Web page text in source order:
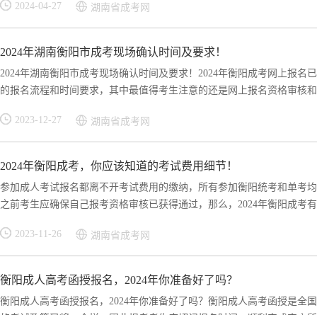
2024-04-27 湖南省成考网
2024年湖南衡阳市成考现场确认时间及要求！
2024年湖南衡阳市成考现场确认时间及要求！2024年衡阳成考网上报
的报名流程和时间要求，其中最值得考生注意的还是网上报名资格审核
2023-12-27 湖南省成考网
2024年衡阳成考，你应该知道的考试费用细节！
参加成人考试报名都离不开考试费用的缴纳，所有参加衡阳统考和单考
之前考生应确保自己报考资格审核已获得通过，那么，2024年衡阳成考
2023-11-26 湖南省成考网
衡阳成人高考函授报名，2024年你准备好了吗？
衡阳成人高考函授报名，2024年你准备好了吗？衡阳成人高考函授是